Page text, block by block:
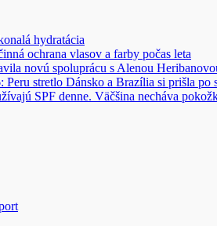
hydratácia
ochrana vlasov a farby počas leta
novú spoluprácu s Alenou
Peru stretlo Dánsko a Brazília si prišla po
SPF denne. Väčšina necháva